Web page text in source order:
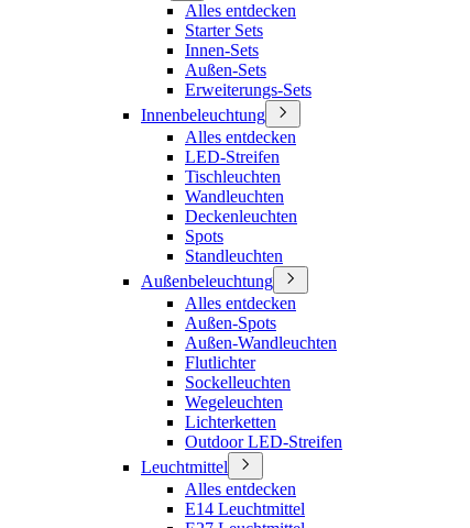
Alles entdecken
Starter Sets
Innen-Sets
Außen-Sets
Erweiterungs-Sets
Innenbeleuchtung
Alles entdecken
LED-Streifen
Tischleuchten
Wandleuchten
Deckenleuchten
Spots
Standleuchten
Außenbeleuchtung
Alles entdecken
Außen-Spots
Außen-Wandleuchten
Flutlichter
Sockelleuchten
Wegeleuchten
Lichterketten
Outdoor LED-Streifen
Leuchtmittel
Alles entdecken
E14 Leuchtmittel